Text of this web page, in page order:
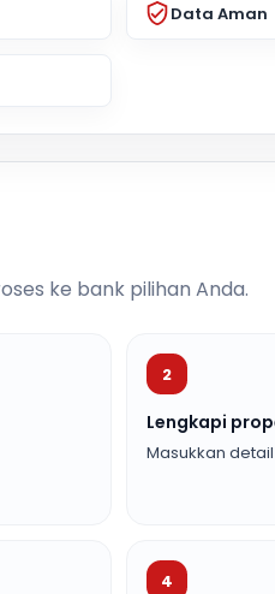
Data Aman
ke bank pilihan Anda.
2
Lengkapi
Masukkan
4